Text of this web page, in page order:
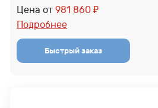
Цена от 981 860 ₽
Подробнее